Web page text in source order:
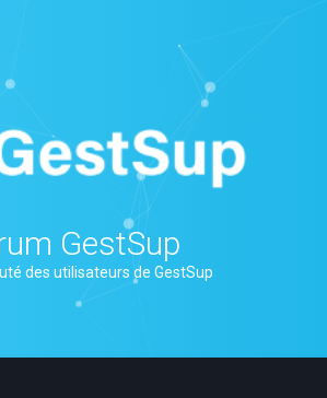
GestSup
des utilisateurs de GestSup